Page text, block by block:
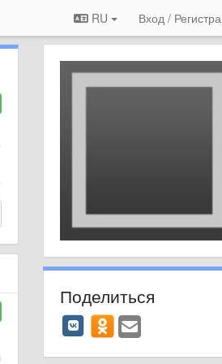
RU Вход /
Поделиться